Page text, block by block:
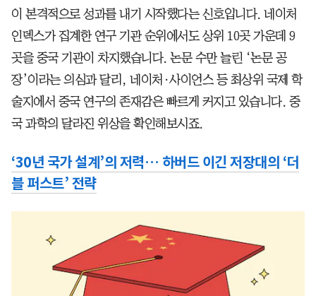
이 본격적으로 성과를 내기 시작했다는 신호입니다. 네이처
인덱스가 집계한 연구 기관 순위에서도 상위 10곳 가운데 9
곳을 중국 기관이 차지했습니다. 논문 수만 늘린 ‘논문 공
장’이라는 의심과 달리, 네이처·사이언스 등 최상위 국제 학
술지에서 중국 연구의 존재감은 빠르게 커지고 있습니다. 중
국 과학의 달라진 위상을 확인해보시죠.
‘30년 국가 설계’의 저력… 하버드 이긴 저장대의 ‘더
블 퍼스트’ 전략